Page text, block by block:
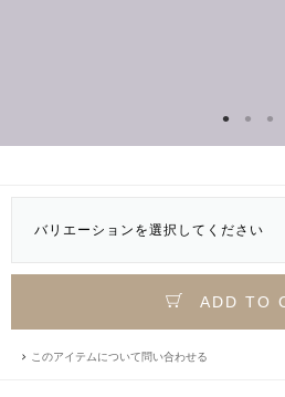
バリエーションを選択してください
ADD TO
このアイテムについて問い合わせる